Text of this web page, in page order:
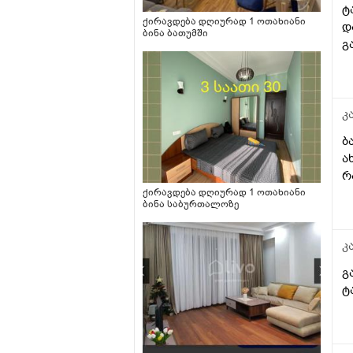
გიჟადაა ქცეული და
რავქნაათ?
ქირავდება დღიურად 1 ოთახიანი
ბინა ბათუმში
ქირავდება დღიურად 1 ოთახიანი
ბინა საბურთალოზე